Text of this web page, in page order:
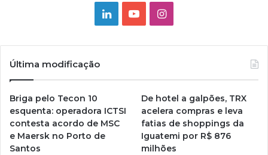
LinkedinYouTubeInstagram
Última modificação
Briga pelo Tecon 10
esquenta: operadora ICTSI
contesta acordo de MSC
e Maersk no Porto de
Santos
De hotel a galpões, TRX
acelera compras e leva
fatias de shoppings da
Iguatemi por R$ 876
milhões